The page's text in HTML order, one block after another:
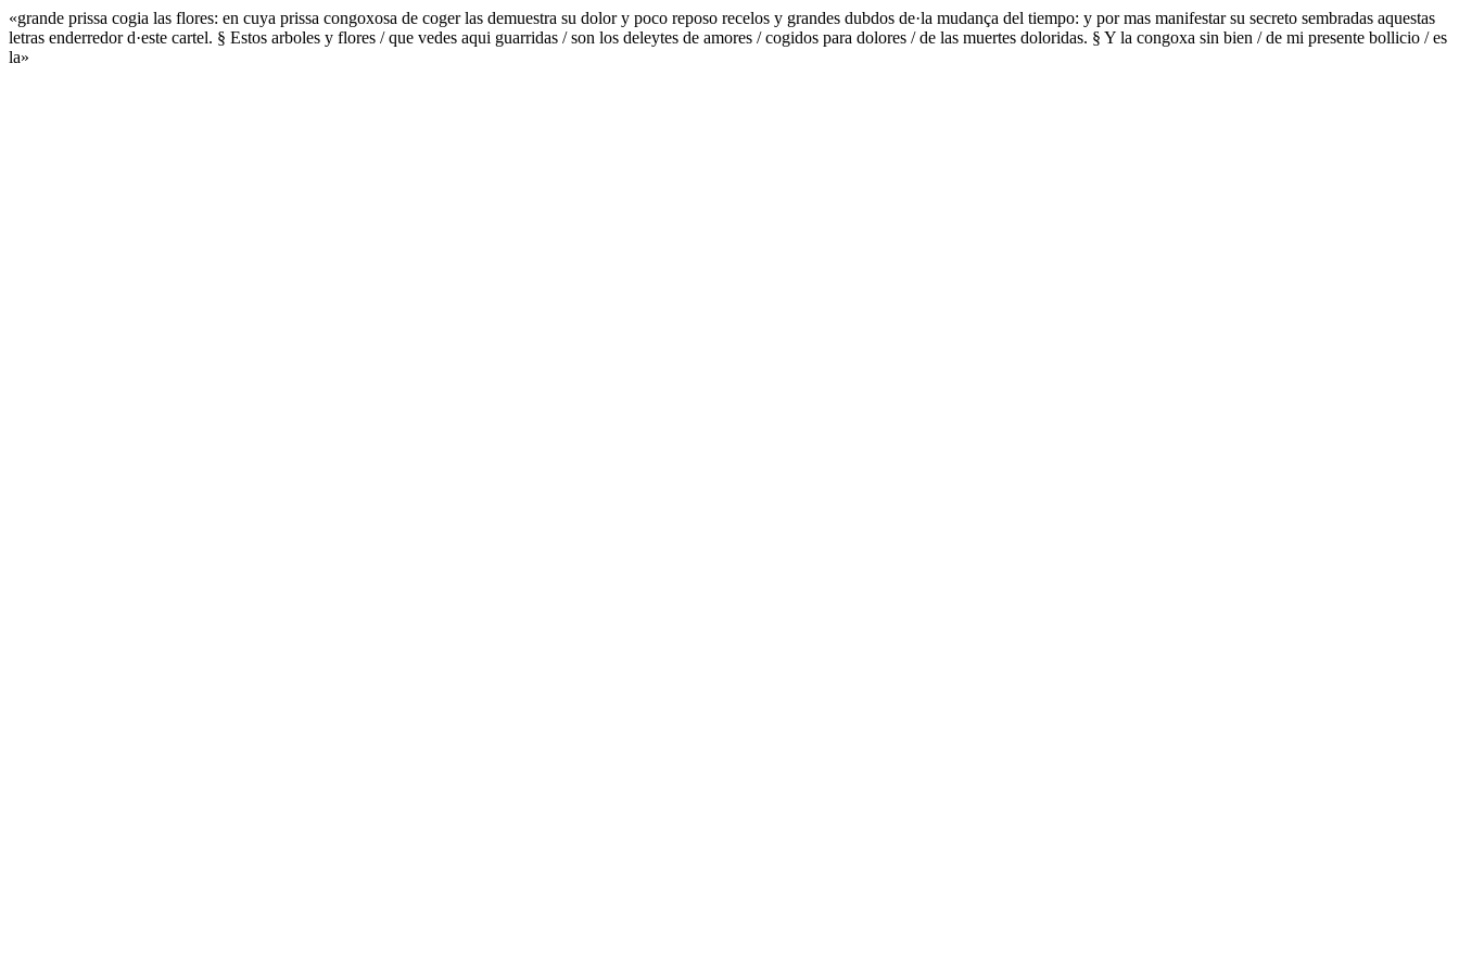
«grande prissa cogia las flores: en cuya prissa congoxosa de coger las demuestra su dolor y poco reposo recelos y grandes dubdos de·la mudança del tiempo: y por mas manifestar su secreto sembradas aquestas
letras enderredor d·este cartel. § Estos arboles y flores / que vedes aqui guarridas / son los deleytes de amores / cogidos para dolores / de las muertes doloridas. § Y la congoxa sin bien / de mi presente bollicio / es
la»